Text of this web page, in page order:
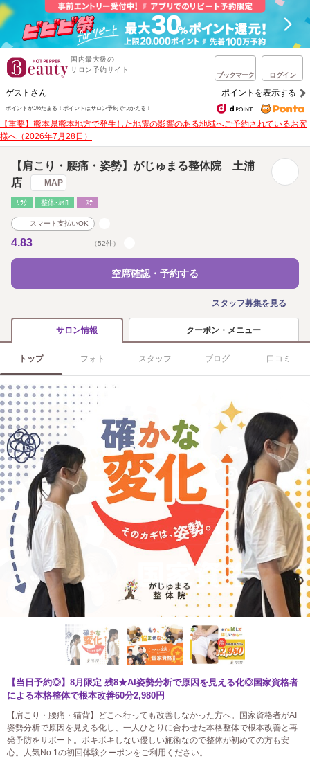
国内最大級の
サロン予約サイト
ブックマーク ログイン
ゲストさん ポイントを表示する
ポイントが1%たまる！ ポイントはサロン予約でつかえる！
【重要】熊本県熊本地方で発生した地震の影響のある地域へご予約されているお客
様へ（2026年7月28日）
【肩こり・腰痛・姿勢】がじゅまる整体院 土浦
店
MAP
ﾘﾗｸ 整体･ｶｲﾛ ｴｽﾃ
スマート支払いOK
4.83 （52件）
空席確認・予約する
スタッフ募集を見る
サロン情報 クーポン・メニュー
トップ フォト スタッフ ブログ 口コミ
【当日予約◎】8月限定 残8★AI姿勢分析で原因を見える化◎国家資格者
による本格整体で根本改善60分2,980円
【肩こり・腰痛・猫背】どこへ行っても改善しなかった方へ。国家資格者がAI
姿勢分析で原因を見える化し、一人ひとりに合わせた本格整体で根本改善と再
発予防をサポート。ボキボキしない優しい施術なので整体が初めての方も安
心。人気No.1の初回体験クーポンをご利用ください。